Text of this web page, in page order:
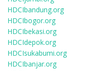
HDCIbandung.org
HDCIbogor.org
HDCIbekasi.org
HDCIdepok.org
HDCIsukabumi.org
HDCIbanjar.org